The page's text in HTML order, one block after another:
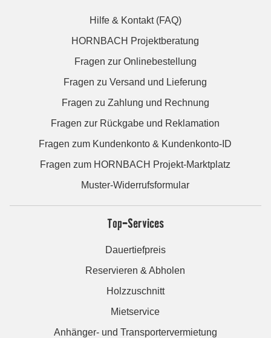
Hilfe & Kontakt (FAQ)
HORNBACH Projektberatung
Fragen zur Onlinebestellung
Fragen zu Versand und Lieferung
Fragen zu Zahlung und Rechnung
Fragen zur Rückgabe und Reklamation
Fragen zum Kundenkonto & Kundenkonto-ID
Fragen zum HORNBACH Projekt-Marktplatz
Muster-Widerrufsformular
Top-Services
Dauertiefpreis
Reservieren & Abholen
Holzzuschnitt
Mietservice
Anhänger- und Transportervermietung